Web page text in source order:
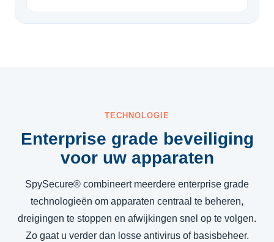
TECHNOLOGIE
Enterprise grade beveiliging
voor uw apparaten
SpySecure® combineert meerdere enterprise grade
technologieën om apparaten centraal te beheren,
dreigingen te stoppen en afwijkingen snel op te volgen.
Zo gaat u verder dan losse antivirus of basisbeheer.